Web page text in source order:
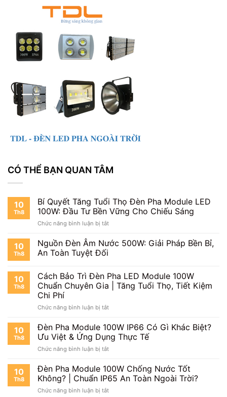
CÓ THỂ BẠN QUAN TÂM
10
Th8
Bí Quyết Tăng Tuổi Thọ Đèn Pha Module LED
100W: Đầu Tư Bền Vững Cho Chiếu Sáng
Chức năng bình luận bị tắtở
Quyết
Tăng
Đèn
Pha
Module
100W:
Tư
Bền
Vững
Cho
Sáng
10
Th8
Nguồn Đèn Âm Nước 500W: Giải Pháp Bền Bỉ,
An Toàn Tuyệt Đối
10
Th8
Cách Bảo Trì Đèn Pha LED Module 100W
Chuẩn Chuyên Gia | Tăng Tuổi Thọ, Tiết Kiệm
Chi Phí
Chức năng bình luận bị tắtở
Bảo
Trì
Đèn
Pha
Module
100W
Chuẩn
Chuyên
10
Th8
Đèn Pha Module 100W IP66 Có Gì Khác Biệt?
Ưu Việt & Ứng Dụng Thực Tế
Chức năng bình luận bị tắtở
Pha
Module
100W
IP66
10
Th8
Đèn Pha Module 100W Chống Nước Tốt
Không? | Chuẩn IP65 An Toàn Ngoài Trời?
Chức năng bình luận bị tắtở